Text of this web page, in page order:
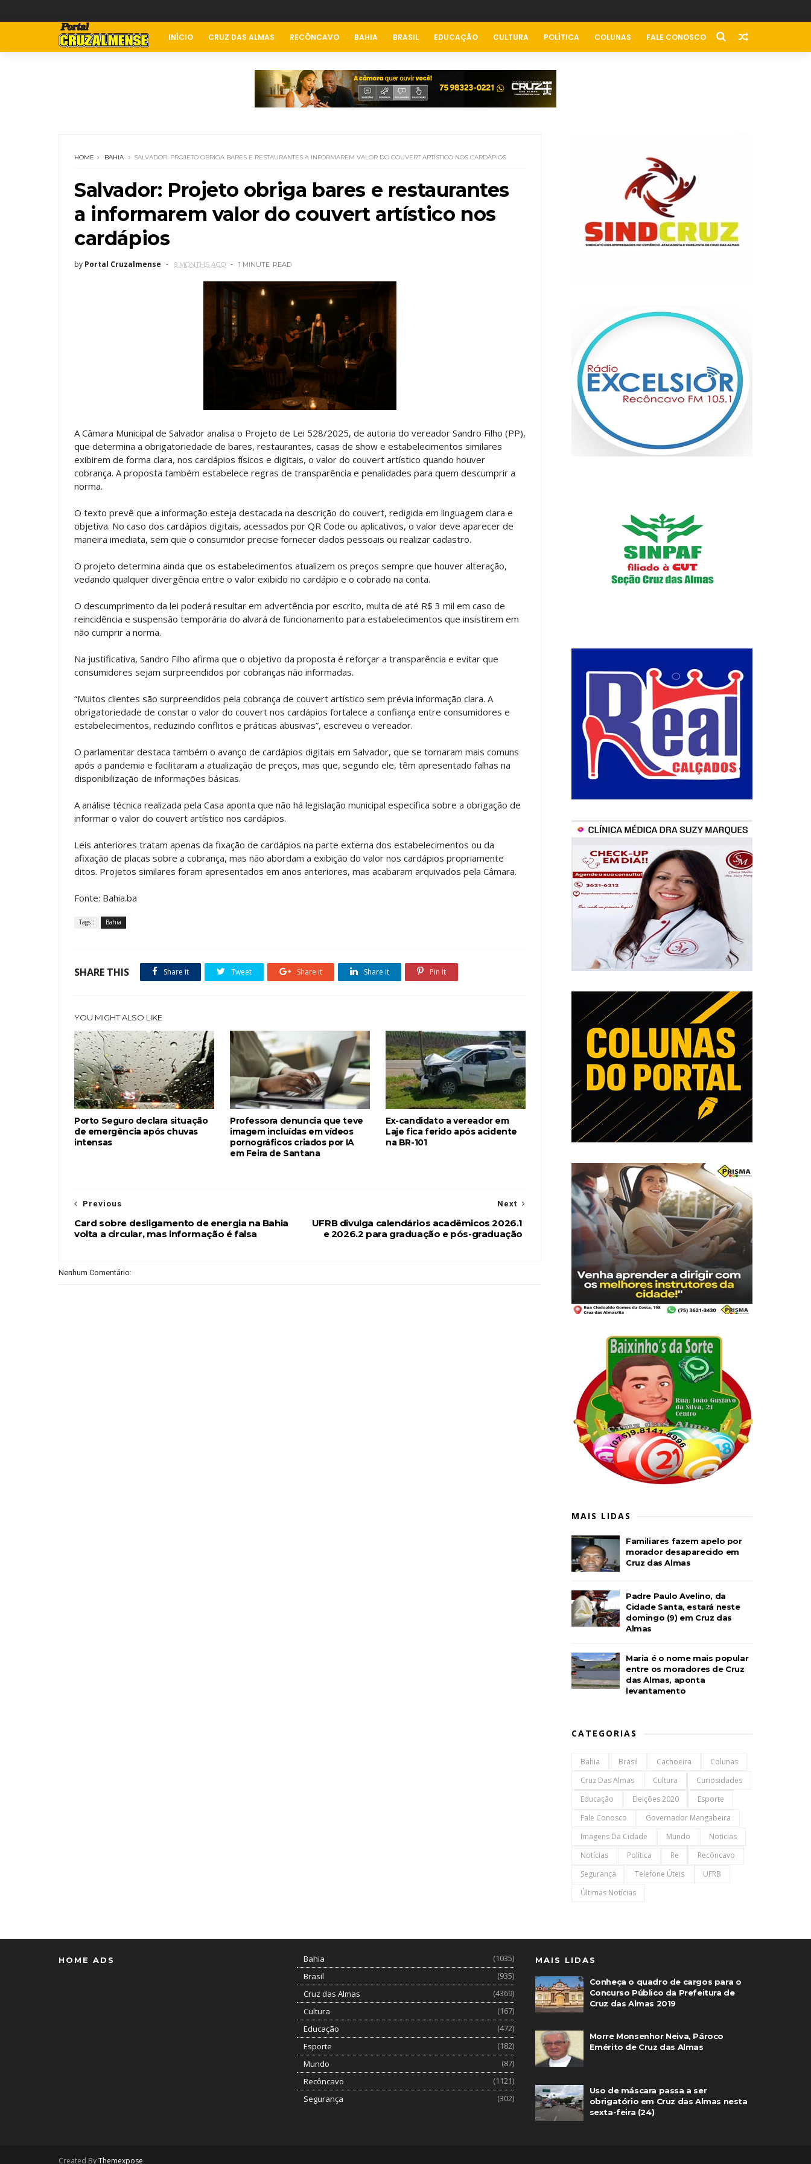
INÍCIO CRUZ DAS ALMAS RECÔNCAVO BAHIA BRASIL EDUCAÇÃO CULTURA POLÍTICA COLUNAS FALE CONOSCO
HOME BAHIA SALVADOR: PROJETO OBRIGA BARES E RESTAURANTES A INFORMAREM VALOR DO COUVERT ARTÍSTICO NOS CARDÁPIOS
Salvador: Projeto obriga bares e restaurantes
a informarem valor do couvert artístico nos
cardápios
by Portal Cruzalmense 8 MONTHS AGO 1 MINUTE READ
A Câmara Municipal de Salvador analisa o Projeto de Lei 528/2025, de autoria do vereador Sandro Filho (PP),
que determina a obrigatoriedade de bares, restaurantes, casas de show e estabelecimentos similares
exibirem de forma clara, nos cardápios físicos e digitais, o valor do couvert artístico quando houver
cobrança. A proposta também estabelece regras de transparência e penalidades para quem descumprir a
norma.
O texto prevê que a informação esteja destacada na descrição do couvert, redigida em linguagem clara e
objetiva. No caso dos cardápios digitais, acessados por QR Code ou aplicativos, o valor deve aparecer de
maneira imediata, sem que o consumidor precise fornecer dados pessoais ou realizar cadastro.
O projeto determina ainda que os estabelecimentos atualizem os preços sempre que houver alteração,
vedando qualquer divergência entre o valor exibido no cardápio e o cobrado na conta.
O descumprimento da lei poderá resultar em advertência por escrito, multa de até R$ 3 mil em caso de
reincidência e suspensão temporária do alvará de funcionamento para estabelecimentos que insistirem em
não cumprir a norma.
Na justificativa, Sandro Filho afirma que o objetivo da proposta é reforçar a transparência e evitar que
consumidores sejam surpreendidos por cobranças não informadas.
“Muitos clientes são surpreendidos pela cobrança de couvert artístico sem prévia informação clara. A
obrigatoriedade de constar o valor do couvert nos cardápios fortalece a confiança entre consumidores e
estabelecimentos, reduzindo conflitos e práticas abusivas”, escreveu o vereador.
O parlamentar destaca também o avanço de cardápios digitais em Salvador, que se tornaram mais comuns
após a pandemia e facilitaram a atualização de preços, mas que, segundo ele, têm apresentado falhas na
disponibilização de informações básicas.
A análise técnica realizada pela Casa aponta que não há legislação municipal específica sobre a obrigação de
informar o valor do couvert artístico nos cardápios.
Leis anteriores tratam apenas da fixação de cardápios na parte externa dos estabelecimentos ou da
afixação de placas sobre a cobrança, mas não abordam a exibição do valor nos cardápios propriamente
ditos. Projetos similares foram apresentados em anos anteriores, mas acabaram arquivados pela Câmara.
Fonte: Bahia.ba
Tags : Bahia
SHARE THIS Share it Tweet Share it Share it Pin it
YOU MIGHT ALSO LIKE
Porto Seguro declara situação
de emergência após chuvas
intensas
Professora denuncia que teve
imagem incluídas em vídeos
pornográficos criados por IA
em Feira de Santana
Ex-candidato a vereador em
Laje fica ferido após acidente
na BR-101
Next
UFRB divulga calendários acadêmicos 2026.1
e 2026.2 para graduação e pós-graduação
Previous
Card sobre desligamento de energia na Bahia
volta a circular, mas informação é falsa
Nenhum Comentário:
MAIS LIDAS
Familiares fazem apelo por
morador desaparecido em
Cruz das Almas
Padre Paulo Avelino, da
Cidade Santa, estará neste
domingo (9) em Cruz das
Almas
Maria é o nome mais popular
entre os moradores de Cruz
das Almas, aponta
levantamento
CATEGORIAS
Bahia Brasil Cachoeira
Colunas
Cruz Das Almas
Cultura
Curiosidades
Educação
Eleições 2020
Esporte
Fale Conosco
Governador Mangabeira
Imagens Da Cidade
Mundo
Noticias
Notícias
Política Re
Recôncavo
Segurança
Telefone Úteis
UFRB
Últimas Notícias
HOME ADS Bahia
(1035)
Brasil
(935)
Cruz das Almas
(4369)
Cultura
(167)
Educação
(472)
Esporte
(182)
Mundo
(87)
Recôncavo
(1121)
Segurança
(302)
MAIS LIDAS
Conheça o quadro de cargos para o
Concurso Público da Prefeitura de
Cruz das Almas 2019
Morre Monsenhor Neiva, Pároco
Emérito de Cruz das Almas
Uso de máscara passa a ser
obrigatório em Cruz das Almas nesta
sexta-feira (24)
Created ByThemexpose